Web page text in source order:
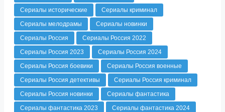
Сериалы исторические
Сериалы криминал
Сериалы мелодрамы
Сериалы новинки
Сериалы Россия
Сериалы Россия 2022
Сериалы Россия 2023
Сериалы Россия 2024
Сериалы Россия боевики
Сериалы Россия военные
Сериалы Россия детективы
Сериалы Россия криминал
Сериалы Россия новинки
Сериалы фантастика
Сериалы фантастика 2023
Сериалы фантастика 2024